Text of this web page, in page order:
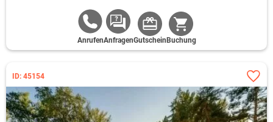
AnrufenAnfragenGutschein Buchung
ID: 45154